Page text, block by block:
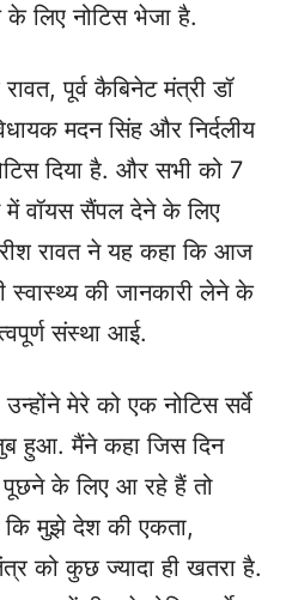
लिए नोटिस भेजा है.
पूर्व कैबिनेट मंत्री डॉ
मदन सिंह और निर्दलीय
दिया है. और सभी को 7
वॉयस सैंपल देने के लिए
रावत ने यह कहा कि आज
स्वास्थ्य की जानकारी लेने के
संस्था आई.
मेरे को एक नोटिस सर्वे
हुआ. मैंने कहा जिस दिन
पूछने के लिए आ रहे हैं तो
कि मुझे देश की एकता,
को कुछ ज्यादा ही खतरा है.